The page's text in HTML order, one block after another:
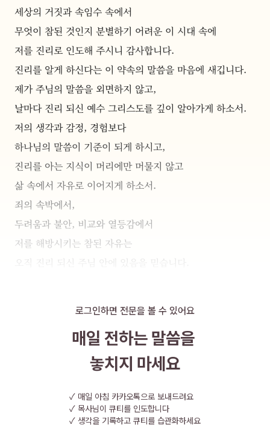
세상의 거짓과 속임수 속에서
무엇이 참된 것인지 분별하기 어려운 이 시대 속에
저를 진리로 인도해 주시니 감사합니다.
진리를 알게 하신다는 이 약속의 말씀을 마음에 새깁니다.
제가 주님의 말씀을 외면하지 않고,
날마다 진리 되신 예수 그리스도를 깊이 알아가게 하소서.
저의 생각과 감정, 경험보다
하나님의 말씀이 기준이 되게 하시고,
진리를 아는 지식이 머리에만 머물지 않고
삶 속에서 자유로 이어지게 하소서.
죄의 속박에서,
두려움과 불안, 비교와 열등감에서
저를 해방시키는 참된 자유는
오직 진리 되신 주님 안에 있음을 믿습니다.
사람의 시선이 아니라 하나님의 시선 안에서
참된 자유를 누리며, 그 자유로 다른 이들도 섬기게 하소서.
길이요 진리요 생명이신
예수 그리스도의 이름으로 기도드립니다.
로그인하면 전문을 볼 수 있어요
매일 전하는 말씀을
놓치지 마세요
✓ 매일 아침 카카오톡으로 보내드려요
✓ 목사님이 큐티를 인도합니다
✓ 생각을 기록하고 큐티를 습관화하세요